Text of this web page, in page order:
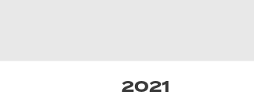
2021